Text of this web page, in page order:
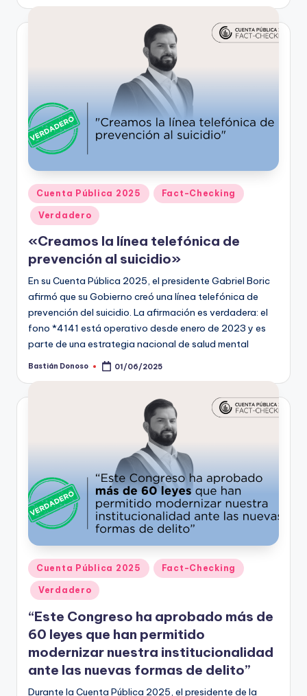
Publicado
en
Cuenta Pública 2025 Fact-Checking
Verdadero
«Creamos la línea telefónica de
prevención al suicidio»
En su Cuenta Pública 2025, el presidente Gabriel Boric
afirmó que su Gobierno creó una línea telefónica de
prevención del suicidio. La afirmación es verdadera: el
fono *4141 está operativo desde enero de 2023 y es
parte de una estrategia nacional de salud mental
Publicado
Bastián Donoso 01/06/2025
Publicado
en
Cuenta Pública 2025 Fact-Checking
Verdadero
“Este Congreso ha aprobado más de
60 leyes que han permitido
modernizar nuestra institucionalidad
ante las nuevas formas de delito”
Durante la Cuenta Pública 2025, el presidente de la